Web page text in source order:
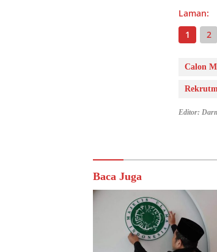
Laman:
1
2
Calon
Editor:
Baca Juga